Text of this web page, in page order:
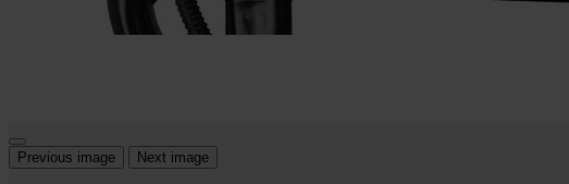
Previous image Next image